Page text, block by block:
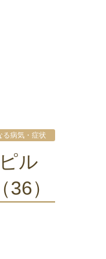
る病気・症状
）